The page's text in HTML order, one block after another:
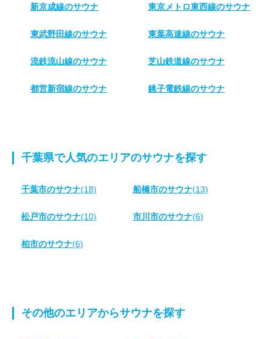
新京成線のサウナ 東京メトロ東西線のサウナ
東武野田線のサウナ 東葉高速線のサウナ
流鉄流山線のサウナ 芝山鉄道線のサウナ
都営新宿線のサウナ 銚子電鉄線のサウナ
千葉県で人気のエリアのサウナを探す
千葉市のサウナ(18) 船橋市のサウナ(13)
松戸市のサウナ(10) 市川市のサウナ(6)
柏市のサウナ(6)
その他のエリアからサウナを探す